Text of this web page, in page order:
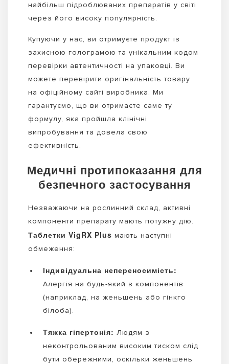
найбільш підроблюваних препаратів у світі
через його високу популярність.
Купуючи у нас, ви отримуєте продукт із
захисною голограмою та унікальним кодом
перевірки автентичності на упаковці. Ви
можете перевірити оригінальність товару
на офіційному сайті виробника. Ми
гарантуємо, що ви отримаєте саме ту
формулу, яка пройшла клінічні
випробування та довела свою
ефективність.
Медичні протипоказання для
безпечного застосування
Незважаючи на рослинний склад, активні
компоненти препарату мають потужну дію.
Таблетки VigRX Plus мають наступні
обмеження:
Індивідуальна непереносимість:
Алергія на будь-який з компонентів
(наприклад, на женьшень або гінкго
білоба).
Тяжка гіпертонія: Людям з
неконтрольованим високим тиском слід
бути обережними, оскільки женьшень